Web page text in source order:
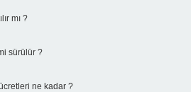
mı ?
sürülür ?
ne kadar ?